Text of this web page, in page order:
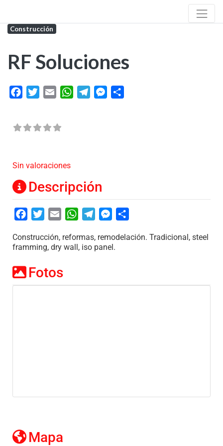
Construcción
RF Soluciones
FacebookTwitterEmail WhatsAppTelegramMessenger
Sin valoraciones
Descripción
FacebookTwitterEmail WhatsAppTelegramMessenger
Construcción, reformas, remodelación. Tradicional, steel
framming, dry wall, iso panel.
Fotos
Mapa